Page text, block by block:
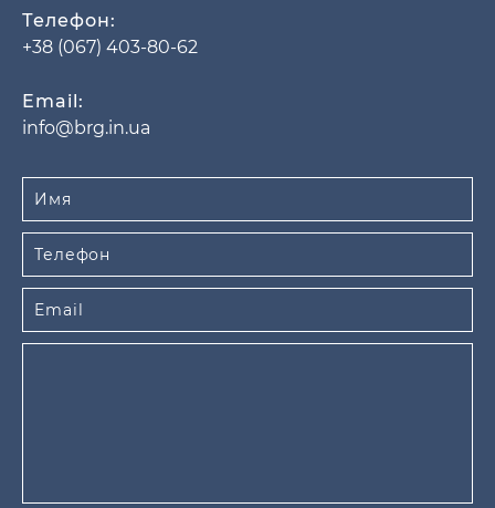
Телефон:
+38 (067) 403-80-62
Email:
info@brg.in.ua